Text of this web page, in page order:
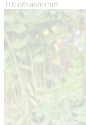
110 объявлений